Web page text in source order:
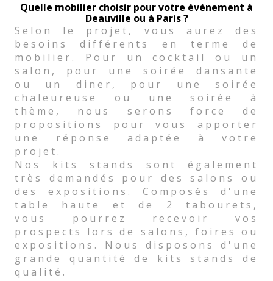
Quelle mobilier choisir pour votre événement à
Deauville ou à Paris ?
Selon le projet, vous aurez des
besoins différents en terme de
mobilier. Pour un cocktail ou un
salon, pour une soirée dansante
ou un diner, pour une soirée
chaleureuse ou une soirée à
thème, nous serons force de
propositions pour vous apporter
une réponse adaptée à votre
projet.
Nos kits stands sont également
très demandés pour des salons ou
des expositions. Composés d'une
table haute et de 2 tabourets,
vous pourrez recevoir vos
prospects lors de salons, foires ou
expositions. Nous disposons d'une
grande quantité de kits stands de
qualité.